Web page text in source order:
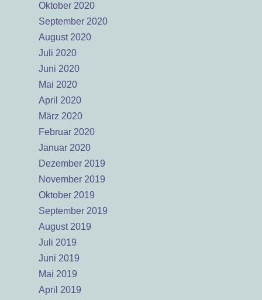
Oktober 2020
September 2020
August 2020
Juli 2020
Juni 2020
Mai 2020
April 2020
März 2020
Februar 2020
Januar 2020
Dezember 2019
November 2019
Oktober 2019
September 2019
August 2019
Juli 2019
Juni 2019
Mai 2019
April 2019